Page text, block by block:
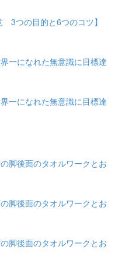
3つの目的と6つのコツ】
一になれた無意識に目標達
一になれた無意識に目標達
脚後面のタオルワークとお
脚後面のタオルワークとお
脚後面のタオルワークとお